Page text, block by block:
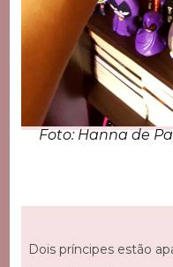
Foto: Hanna de
Dois príncipes estão